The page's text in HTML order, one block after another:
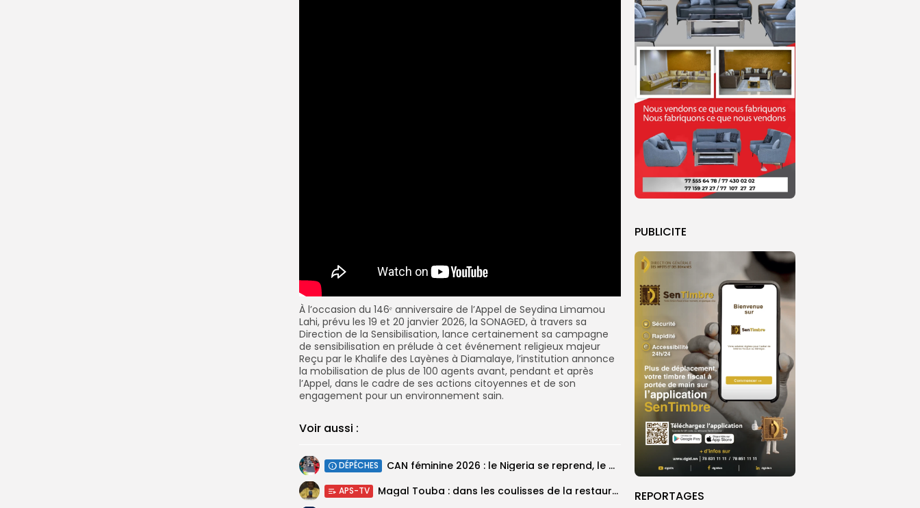
PUBLICITE
REPORTAGES
À l’occasion du 146ᵉ anniversaire de l’Appel de Seydina Limamou
Lahi, prévu les 19 et 20 janvier 2026, la SONAGED, à travers sa
Direction de la Sensibilisation, lance certainement sa campagne
de sensibilisation en prélude à cet événement religieux majeur
Reçu par le Khalife des Layènes à Diamalaye, l’institution annonce
la mobilisation de plus de 100 agents avant, pendant et après
l’Appel, dans le cadre de ses actions citoyennes et de son
engagement pour un environnement sain.
Voir aussi :
DÉPÊCHES ‎CAN féminine 2026 : le Nigeria se reprend, le Malawi surprend encore...
APS-TV Magal Touba : dans les coulisses de la restauration de la presse...